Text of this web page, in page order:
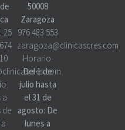
25
674
a
de
50008
Zaragoza
976 483 553
zaragoza@clinicascres.com
Horario:
Del 1 de
julio hasta
el 31 de
agosto: De
lunes a